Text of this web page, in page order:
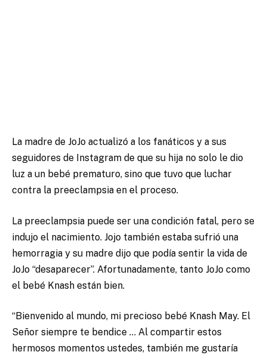
La madre de JoJo actualizó a los fanáticos y a sus
seguidores de Instagram de que su hija no solo le dio
luz a un bebé prematuro, sino que tuvo que luchar
contra la preeclampsia en el proceso.
La preeclampsia puede ser una condición fatal, pero se
indujo el nacimiento. Jojo también estaba sufrió una
hemorragia y su madre dijo que podía sentir la vida de
JoJo “desaparecer”. Afortunadamente, tanto JoJo como
el bebé Knash están bien.
“Bienvenido al mundo, mi precioso bebé Knash May. El
Señor siempre te bendice … Al compartir estos
hermosos momentos ustedes, también me gustaría